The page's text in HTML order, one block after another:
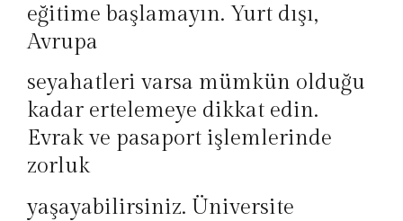
eğitime başlamayın. Yurt dışı,
Avrupa
seyahatleri varsa mümkün olduğu
kadar ertelemeye dikkat edin.
Evrak ve pasaport işlemlerinde
zorluk
yaşayabilirsiniz. Üniversite